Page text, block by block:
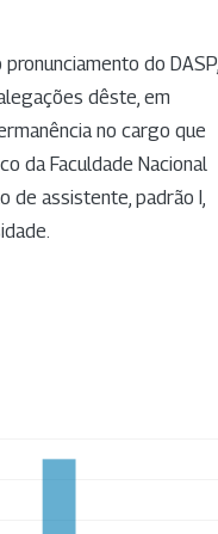
do DASP,
dêste, em
no cargo que
da Faculdade Nacional
de assistente, padrão I,